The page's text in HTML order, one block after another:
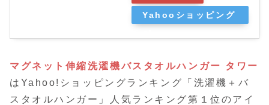
Yahooショッピング
マグネット伸縮洗濯機バスタオルハンガー タワー
はYahoo!ショッピングランキング「洗濯機＋バ
スタオルハンガー」人気ランキング第１位のアイ